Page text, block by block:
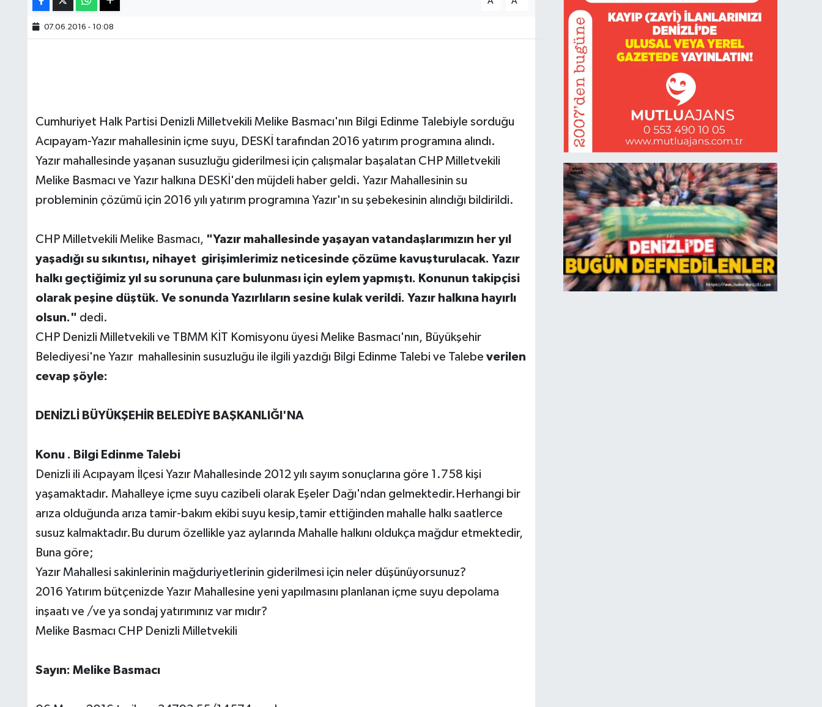
07.06.2016 - 10:08
Cumhuriyet Halk Partisi Denizli Milletvekili Melike Basmacı'nın Bilgi Edinme Talebiyle sorduğu
Acıpayam-Yazır mahallesinin içme suyu, DESKİ tarafından 2016 yatırım programına alındı.
Yazır mahallesinde yaşanan susuzluğu giderilmesi için çalışmalar başalatan CHP Milletvekili
Melike Basmacı ve Yazır halkına DESKİ'den müjdeli haber geldi. Yazır Mahallesinin su
probleminin çözümü için 2016 yılı yatırım programına Yazır'ın su şebekesinin alındığı bildirildi.
CHP Milletvekili Melike Basmacı, "Yazır mahallesinde yaşayan vatandaşlarımızın her yıl
yaşadığı su sıkıntısı, nihayet girişimlerimiz neticesinde çözüme kavuşturulacak. Yazır
halkı geçtiğimiz yıl su sorununa çare bulunması için eylem yapmıştı. Konunun takipçisi
olarak peşine düştük. Ve sonunda Yazırlıların sesine kulak verildi. Yazır halkına hayırlı
olsun." dedi.
CHP Denizli Milletvekili ve TBMM KİT Komisyonu üyesi Melike Basmacı'nın, Büyükşehir
Belediyesi'ne Yazır mahallesinin susuzluğu ile ilgili yazdığı Bilgi Edinme Talebi ve Talebe verilen
cevap şöyle:
DENİZLİ BÜYÜKŞEHİR BELEDİYE BAŞKANLIĞI'NA
Konu . Bilgi Edinme Talebi
Denizli ili Acıpayam İlçesi Yazır Mahallesinde 2012 yılı sayım sonuçlarına göre 1.758 kişi
yaşamaktadır. Mahalleye içme suyu cazibeli olarak Eşeler Dağı'ndan gelmektedir.Herhangi bir
arıza olduğunda arıza tamir-bakım ekibi suyu kesip,tamir ettiğinden mahalle halkı saatlerce
susuz kalmaktadır.Bu durum özellikle yaz aylarında Mahalle halkını oldukça mağdur etmektedir,
Buna göre;
Yazır Mahallesi sakinlerinin mağduriyetlerinin giderilmesi için neler düşünüyorsunuz?
2016 Yatırım bütçenizde Yazır Mahallesine yeni yapılmasını planlanan içme suyu depolama
inşaatı ve /ve ya sondaj yatırımınız var mıdır?
Melike Basmacı CHP Denizli Milletvekili
Sayın: Melike Basmacı